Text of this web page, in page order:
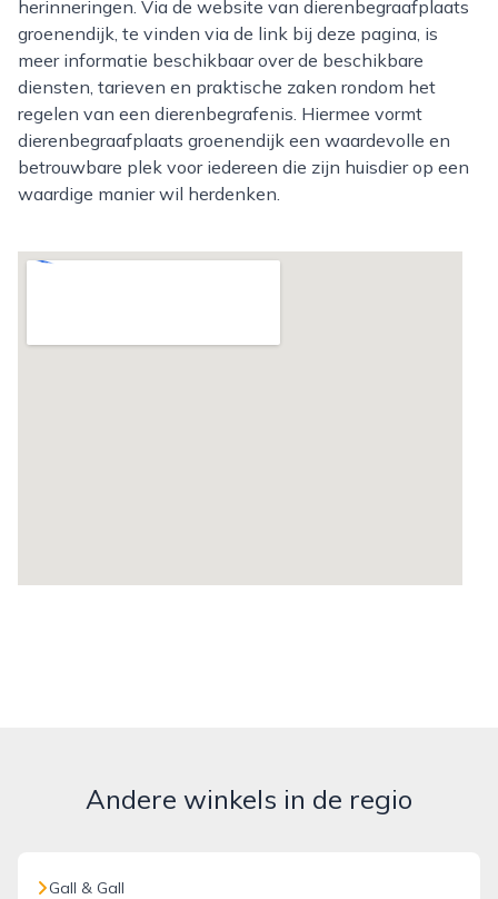
herinneringen. Via de website van dierenbegraafplaats
groenendijk, te vinden via de link bij deze pagina, is
meer informatie beschikbaar over de beschikbare
diensten, tarieven en praktische zaken rondom het
regelen van een dierenbegrafenis. Hiermee vormt
dierenbegraafplaats groenendijk een waardevolle en
betrouwbare plek voor iedereen die zijn huisdier op een
waardige manier wil herdenken.
Andere winkels in de regio
Gall & Gall